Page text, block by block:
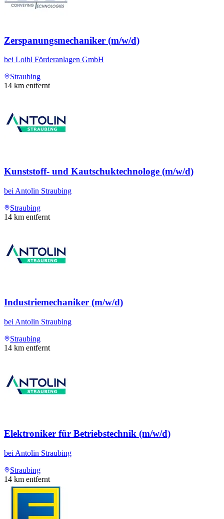
Zerspanungsmechaniker (m/w/d)
bei Loibl Förderanlagen GmbH
Straubing
14 km entfernt
Kunststoff- und Kautschuktechnologe (m/w/d)
bei Antolin Straubing
Straubing
14 km entfernt
Industriemechaniker (m/w/d)
bei Antolin Straubing
Straubing
14 km entfernt
Elektroniker für Betriebstechnik (m/w/d)
bei Antolin Straubing
Straubing
14 km entfernt